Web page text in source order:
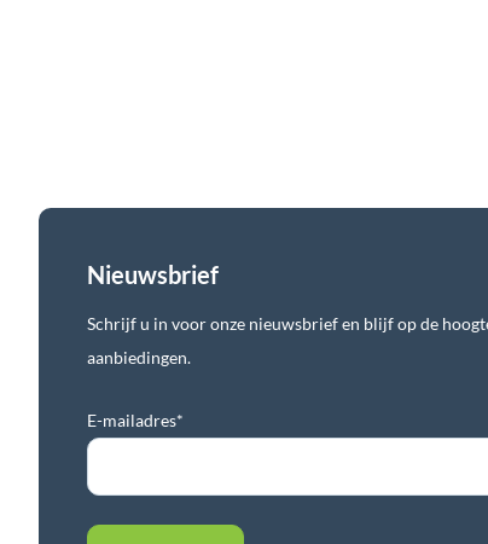
Nieuwsbrief
Schrijf u in voor onze nieuwsbrief en blijf op de
aanbiedingen.
E-mailadres*